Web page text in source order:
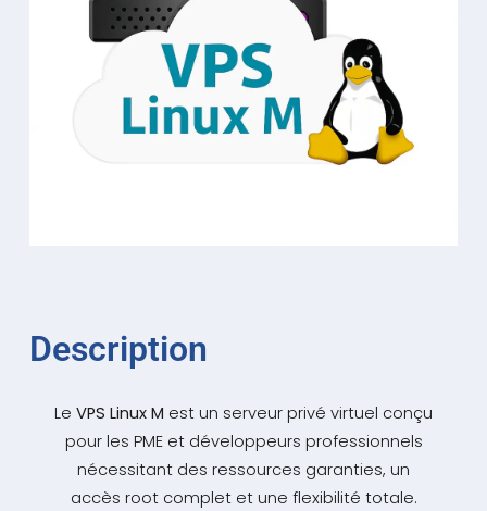
Description
Le VPS Linux M est un serveur privé virtuel conçu
pour les PME et développeurs professionnels
nécessitant des ressources garanties, un
accès root complet et une flexibilité totale.